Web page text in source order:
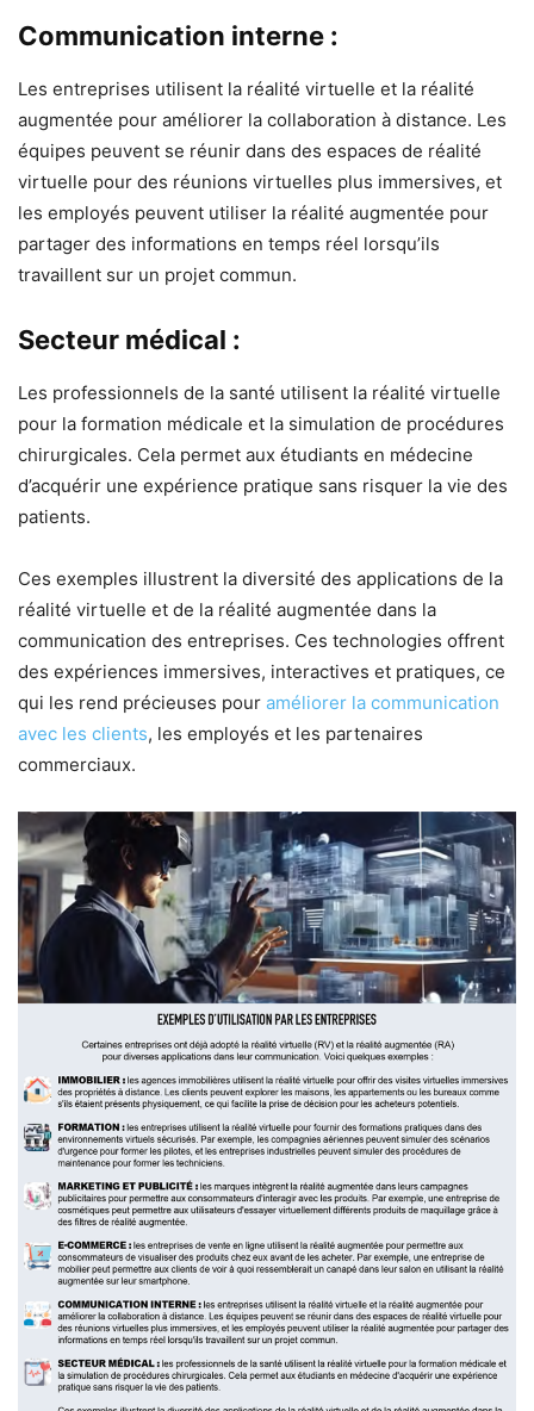
Communication interne :
Les entreprises utilisent la réalité virtuelle et la réalité
augmentée pour améliorer la collaboration à distance. Les
équipes peuvent se réunir dans des espaces de réalité
virtuelle pour des réunions virtuelles plus immersives, et
les employés peuvent utiliser la réalité augmentée pour
partager des informations en temps réel lorsqu’ils
travaillent sur un projet commun.
Secteur médical :
Les professionnels de la santé utilisent la réalité virtuelle
pour la formation médicale et la simulation de procédures
chirurgicales. Cela permet aux étudiants en médecine
d’acquérir une expérience pratique sans risquer la vie des
patients.
Ces exemples illustrent la diversité des applications de la
réalité virtuelle et de la réalité augmentée dans la
communication des entreprises. Ces technologies offrent
des expériences immersives, interactives et pratiques, ce
qui les rend précieuses pour améliorer la communication
avec les clients, les employés et les partenaires
commerciaux.